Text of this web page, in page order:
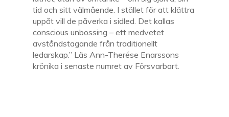
tid och sitt välmående. I stället för att klättra
uppåt vill de påverka i sidled. Det kallas
conscious unbossing – ett medvetet
avståndstagande från traditionellt
ledarskap.” Läs Ann-Therése Enarssons
krönika i senaste numret av Försvarbart.